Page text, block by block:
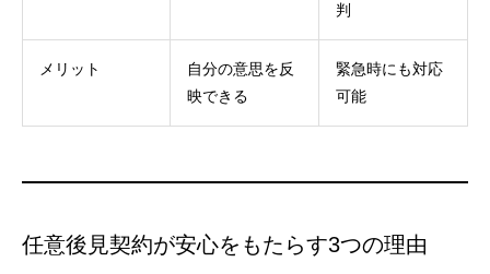
判
メリット
自分の意思を反
映できる
緊急時にも対応
可能
任意後見契約が安心をもたらす3つの理由